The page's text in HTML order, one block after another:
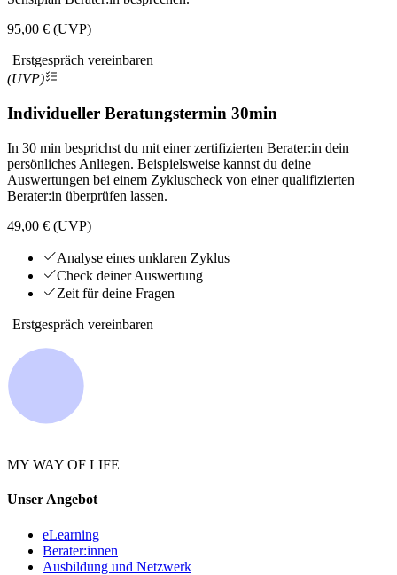
95,00 € (UVP)
Erstgespräch vereinbaren
(UVP)
Individueller Beratungstermin 30min
In 30 min besprichst du mit einer zertifizierten Berater:in dein
persönliches Anliegen. Beispielsweise kannst du deine
Auswertungen bei einem Zykluscheck von einer qualifizierten
Berater:in überprüfen lassen.
49,00 € (UVP)
Analyse eines unklaren Zyklus
Check deiner Auswertung
Zeit für deine Fragen
Erstgespräch vereinbaren
MY WAY OF LIFE
Unser Angebot
eLearning
Berater:innen
Ausbildung und Netzwerk